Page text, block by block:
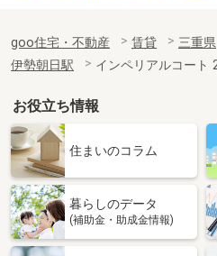
goo住宅・不動産 賃貸 三重県
伊勢朝日駅
インペリアルコート
お役立ち情報
住まいのコラム
暮らしのデータ
(補助金・助成金情報)